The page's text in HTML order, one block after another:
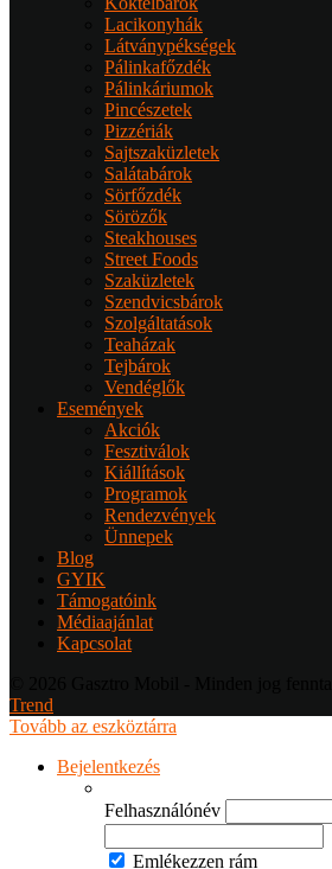
Lacikonyhák
Látványpékségek
Pálinkafőzdék
Pálinkáriumok
Pincészetek
Pizzériák
Sajtszaküzletek
Salátabárok
Sörfőzdék
Sörözők
Steakhouses
Street Foods
Szaküzletek
Szendvicsbárok
Szolgáltatások
Teaházak
Tejbárok
Vendéglők
Események
Akciók
Fesztiválok
Kiállítások
Programok
Rendezvények
Ünnepek
Blog
GYIK
Támogatóink
Médiaajánlat
Kapcsolat
Trend
Tovább az eszköztárra
Bejelentkezés
Felhasználónév
Emlékezzen rám